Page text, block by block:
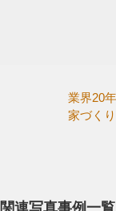
業界20
家づく
関連写真事例一覧